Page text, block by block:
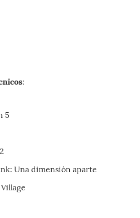
:
5
Una dimensión aparte